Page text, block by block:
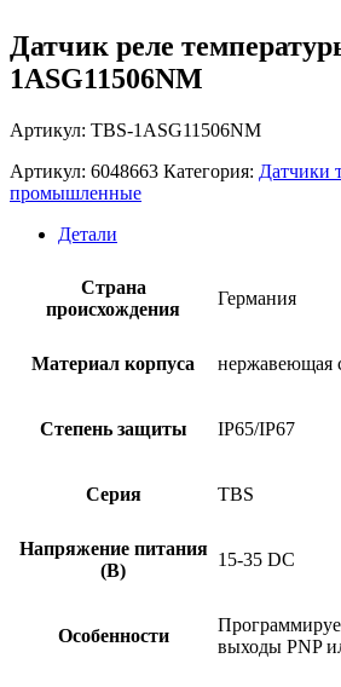
Датчик реле
1ASG11506NM
Артикул: TBS-1ASG11506NM
Артикул: 6048663 Категория: Датчики
промышленные
Детали
Страна
происхождения
Германия
Материал корпуса нержавеющая
Степень защиты IP65/IP67
Серия TBS
Напряжение питания
(В)
15-35 DC
Особенности
выходы PNP